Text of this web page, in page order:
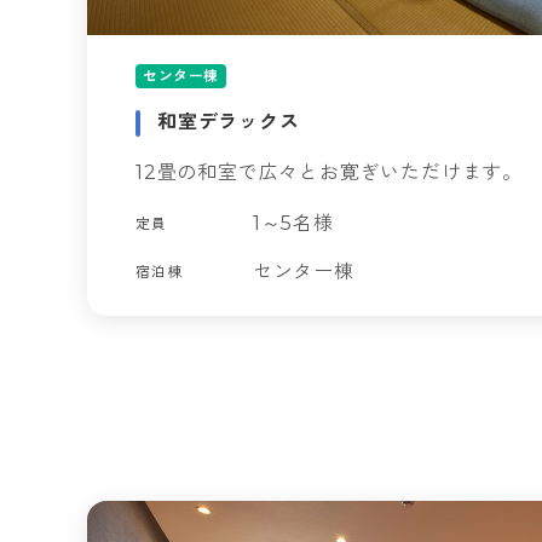
センター棟
和室デラックス
12畳の和室で広々とお寛ぎいただけます。
定員 1～5名様
宿泊棟 センター棟